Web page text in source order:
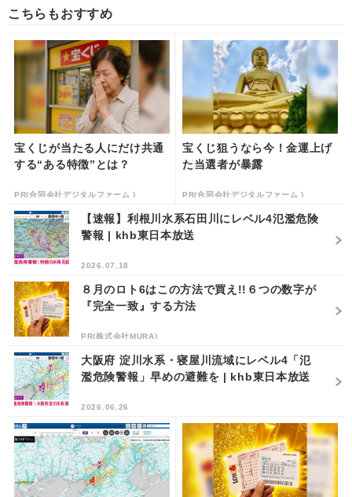
こちらもおすすめ
宝くじが当たる人にだけ共通
する“ある特徴”とは？
PR(合同会社デジタルファーム )
宝くじ狙うなら今！金運上げ
た当選者が暴露
PR(合同会社デジタルファーム )
【速報】利根川水系石田川にレベル4氾濫危険
警報 | khb東日本放送
2026.07.18
８月のロト6はこの方法で買え!!６つの数字が
『完全一致』する方法
PR(株式会社MURA)
大阪府 淀川水系・寝屋川流域にレベル4「氾
濫危険警報」早めの避難を | khb東日本放送
2026.06.26